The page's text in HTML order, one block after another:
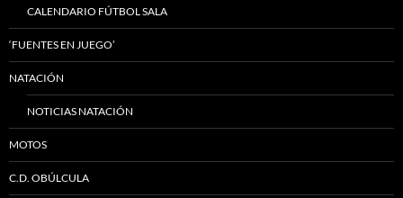
CALENDARIO FÚTBOL SALA
‘FUENTES EN JUEGO’
NATACIÓN
NOTICIAS NATACIÓN
MOTOS
C.D. OBÚLCULA